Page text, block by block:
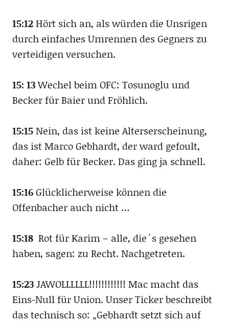
15:12Hört sich an, als würden die Unsrigen
durch einfaches Umrennen des Gegners zu
verteidigen versuchen.
15: 13Wechel beim OFC: Tosunoglu und
Becker für Baier und Fröhlich.
15:15Nein, das ist keine Alterserscheinung,
das ist Marco Gebhardt, der ward gefoult,
daher: Gelb für Becker. Das ging ja schnell.
15:16Glücklicherweise können die
Offenbacher auch nicht …
15:18Rot für Karim – alle, die´s gesehen
haben, sagen: zu Recht. Nachgetreten.
15:23JAWOLLLLLL!!!!!!!!!!!! Mac macht das
Eins-Null für Union. Unser Ticker beschreibt
das technisch so: „Gebhardt setzt sich auf